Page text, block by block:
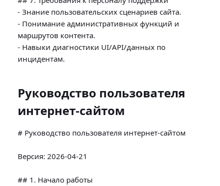
- Знание пользовательских сценариев сайта.
- Понимание административных функций и
маршрутов контента.
- Навыки диагностики UI/API/данных по
Руководство пользователя
интернет-сайтом
# Руководство пользователя интернет-сайтом
Версия: 2026-04-21
## 1. Начало работы